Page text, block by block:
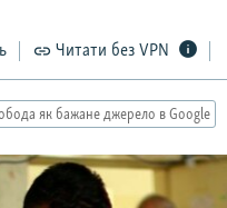
Читати без VPN
як бажане джерело в Google